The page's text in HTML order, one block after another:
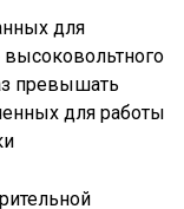
для
превышать
для работы